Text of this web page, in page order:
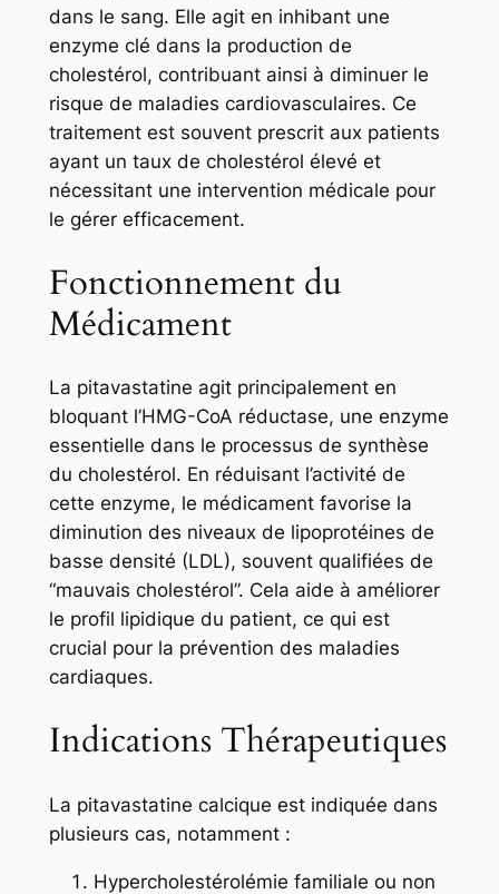
dans le sang. Elle agit en inhibant une
enzyme clé dans la production de
cholestérol, contribuant ainsi à diminuer le
risque de maladies cardiovasculaires. Ce
traitement est souvent prescrit aux patients
ayant un taux de cholestérol élevé et
nécessitant une intervention médicale pour
le gérer efficacement.
Fonctionnement du
Médicament
La pitavastatine agit principalement en
bloquant l’HMG-CoA réductase, une enzyme
essentielle dans le processus de synthèse
du cholestérol. En réduisant l’activité de
cette enzyme, le médicament favorise la
diminution des niveaux de lipoprotéines de
basse densité (LDL), souvent qualifiées de
“mauvais cholestérol”. Cela aide à améliorer
le profil lipidique du patient, ce qui est
crucial pour la prévention des maladies
cardiaques.
Indications Thérapeutiques
La pitavastatine calcique est indiquée dans
plusieurs cas, notamment :
Hypercholestérolémie familiale ou non